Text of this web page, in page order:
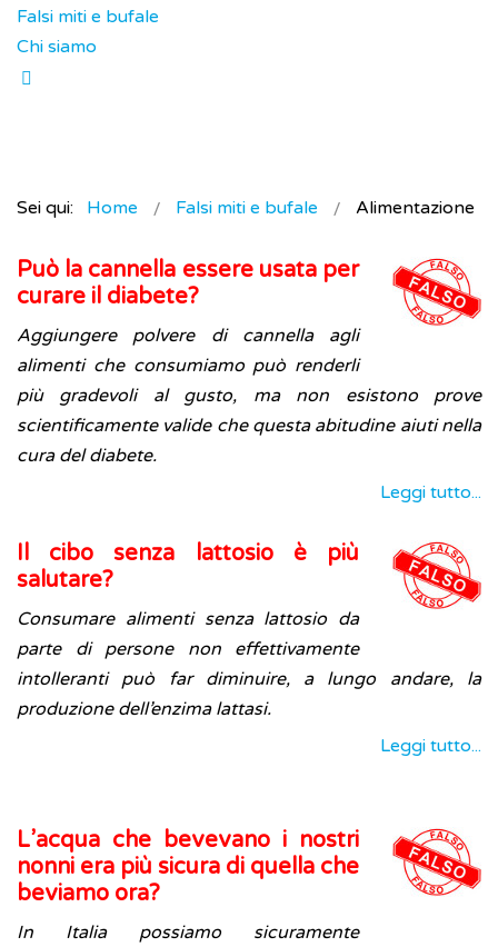
Falsi miti e bufale
Chi siamo
Sei qui: Home Falsi miti e bufale Alimentazione
Può la cannella essere usata per
curare il diabete?
Aggiungere polvere di cannella agli
alimenti che consumiamo può renderli
più gradevoli al gusto, ma non esistono prove
scientificamente valide che questa abitudine aiuti nella
cura del diabete.
Leggi tutto...
Il cibo senza lattosio è più
salutare?
Consumare alimenti senza lattosio da
parte di persone non effettivamente
intolleranti può far diminuire, a lungo andare, la
produzione dell’enzima lattasi.
Leggi tutto...
L’acqua che bevevano i nostri
nonni era più sicura di quella che
beviamo ora?
In Italia possiamo sicuramente